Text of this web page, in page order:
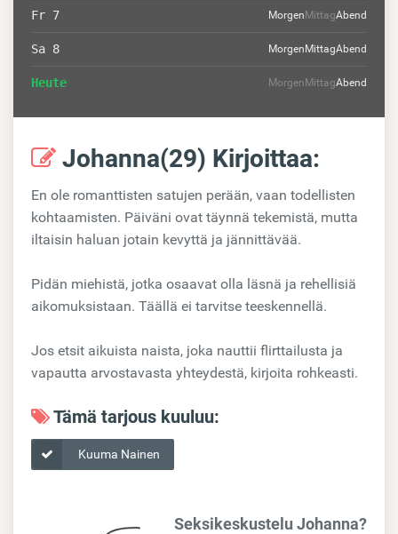
Fr 7 MorgenMittagAbend
Sa 8 MorgenMittagAbend
Heute MorgenMittagAbend
Johanna(29) Kirjoittaa:
En ole romanttisten satujen perään, vaan todellisten
kohtaamisten. Päiväni ovat täynnä tekemistä, mutta
iltaisin haluan jotain kevyttä ja jännittävää.
Pidän miehistä, jotka osaavat olla läsnä ja rehellisiä
aikomuksistaan. Täällä ei tarvitse teeskennellä.
Jos etsit aikuista naista, joka nauttii flirttailusta ja
vapautta arvostavasta yhteydestä, kirjoita rohkeasti.
Tämä tarjous kuuluu:
Kuuma Nainen
Seksikeskustelu Johanna?